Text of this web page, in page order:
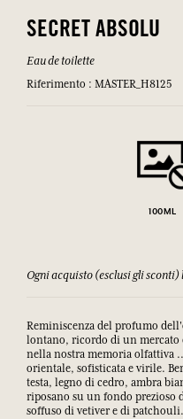
SECRET ABSOLU
Eau de toilette
Riferimento : MASTER_H8125
100ML
Ogni acquisto (esclusi gli
Reminiscenza del profumo
lontano, ricordo di un mercato
nella nostra memoria olfattiva
orientale, sofisticata e virile.
testa, legno di cedro, ambra
riposano su un fondo prezioso
soffuso di vetiver e di patchouli.